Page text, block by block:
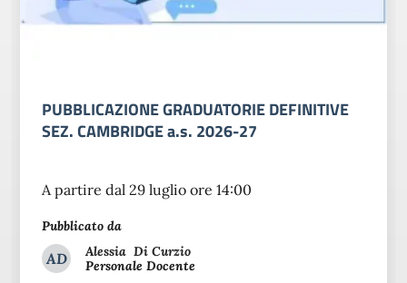
PUBBLICAZIONE GRADUATORIE DEFINITIVE
SEZ. CAMBRIDGE a.s. 2026-27
A partire dal 29 luglio ore 14:00
Pubblicato da
AD
Alessia Di Curzio
Alessia Di Curzio
Personale Docente